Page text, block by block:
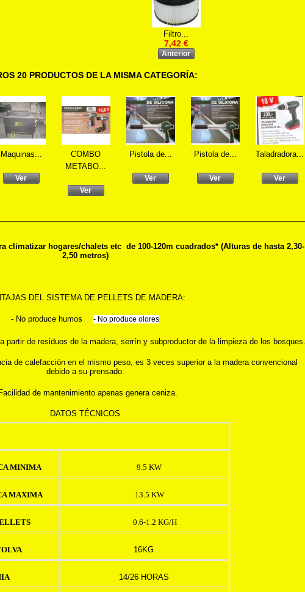
Filtro...
7,42 €
Anterior
20 PRODUCTOS DE LA MISMA CATEGORÍA:
Maquinas...
Ver
COMBO
METABO...
Ver
Pistola de...
Ver
Pistola de...
Ver
Taladradora...
Ver
climatizar hogares/chalets etc de 100-120m cuadrados* (Alturas de hasta 2,30-
2,50 metros)
DEL SISTEMA DE PELLETS DE MADERA:
- No produce humos - No produce olores
partir de residuos de la madera, serrín y subproductor de la limpieza de los bosques.
de calefacción en el mismo peso, es 3 veces superior a la madera convencional
debido a su prensado.
de mantenimiento apenas genera ceniza.
DATOS TÉCNICOS
MINIMA 9.5 KW
MAXIMA 13.5 KW
0.6-1.2 KG/H
16KG
14/26 HORAS